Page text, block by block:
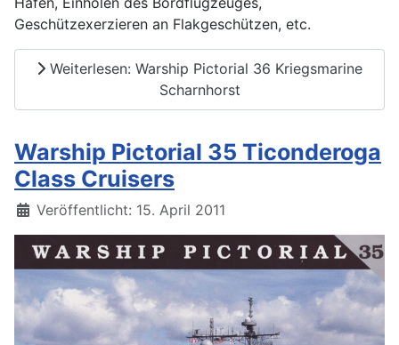
Geschützexerzieren an Flakgeschützen, etc.
Weiterlesen: Warship Pictorial 36 Kriegsmarine
Scharnhorst
Warship Pictorial 35 Ticonderoga
Class Cruisers
Details
Veröffentlicht: 15. April 2011